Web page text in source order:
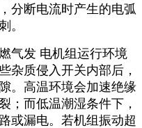
分断电流时产生的电弧
。
气发 电机组运行环境
杂质侵入开关内部后，
。高温环境会加速绝缘
；而低温潮湿条件下，
或漏电。若机组振动超